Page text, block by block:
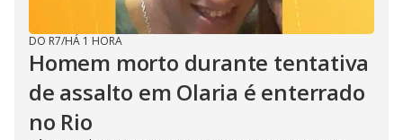
DO R7/HÁ 1 HORA
Homem morto durante tentativa
de assalto em Olaria é enterrado
no Rio